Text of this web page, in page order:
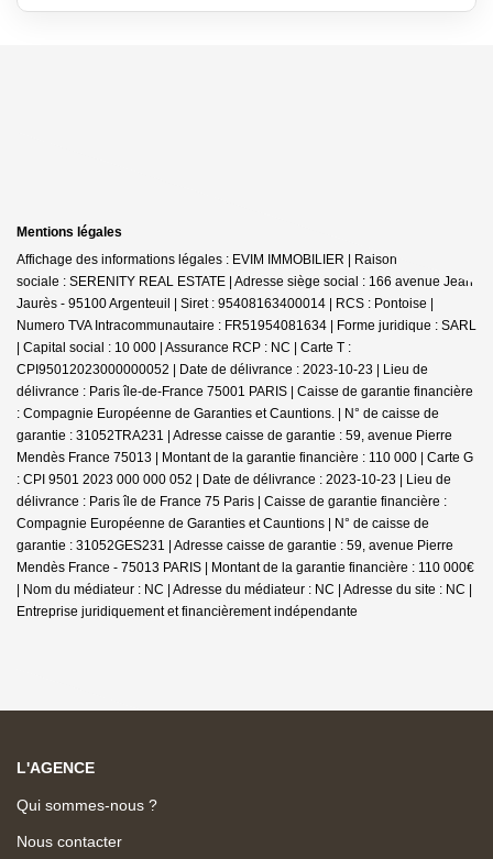
Mentions légales
Affichage des informations légales : EVIM IMMOBILIER | Raison
sociale : SERENITY REAL ESTATE | Adresse siège social : 166 avenue Jean
Jaurès - 95100 Argenteuil | Siret : 95408163400014 | RCS : Pontoise |
Numero TVA Intracommunautaire : FR51954081634 | Forme juridique : SARL
| Capital social : 10 000 | Assurance RCP : NC | Carte T :
CPI95012023000000052 | Date de délivrance : 2023-10-23 | Lieu de
délivrance : Paris île-de-France 75001 PARIS | Caisse de garantie financière
: Compagnie Européenne de Garanties et Cauntions. | N° de caisse de
garantie : 31052TRA231 | Adresse caisse de garantie : 59, avenue Pierre
Mendès France 75013 | Montant de la garantie financière : 110 000 | Carte G
: CPI 9501 2023 000 000 052 | Date de délivrance : 2023-10-23 | Lieu de
délivrance : Paris île de France 75 Paris | Caisse de garantie financière :
Compagnie Européenne de Garanties et Cauntions | N° de caisse de
garantie : 31052GES231 | Adresse caisse de garantie : 59, avenue Pierre
Mendès France - 75013 PARIS | Montant de la garantie financière : 110 000€
| Nom du médiateur : NC | Adresse du médiateur : NC | Adresse du site : NC |
Entreprise juridiquement et financièrement indépendante
L'AGENCE
Qui sommes-nous ?
Nous contacter